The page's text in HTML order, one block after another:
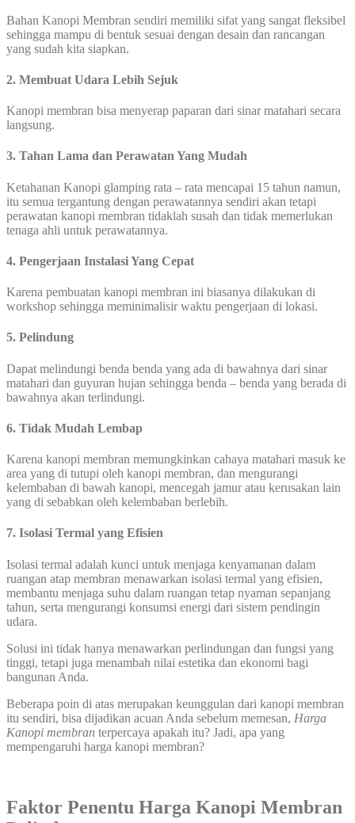
Bahan Kanopi Membran sendiri memiliki sifat yang sangat fleksibel
sehingga mampu di bentuk sesuai dengan desain dan rancangan
yang sudah kita siapkan.
2. Membuat Udara Lebih Sejuk
Kanopi membran bisa menyerap paparan dari sinar matahari secara
langsung.
3. Tahan Lama dan Perawatan Yang Mudah
Ketahanan Kanopi glamping rata – rata mencapai 15 tahun namun,
itu semua tergantung dengan perawatannya sendiri akan tetapi
perawatan kanopi membran tidaklah susah dan tidak memerlukan
tenaga ahli untuk perawatannya.
4. Pengerjaan Instalasi Yang Cepat
Karena pembuatan kanopi membran ini biasanya dilakukan di
workshop sehingga meminimalisir waktu pengerjaan di lokasi.
5. Pelindung
Dapat melindungi benda benda yang ada di bawahnya dari sinar
matahari dan guyuran hujan sehingga benda – benda yang berada di
bawahnya akan terlindungi.
6. Tidak Mudah Lembap
Karena kanopi membran memungkinkan cahaya matahari masuk ke
area yang di tutupi oleh kanopi membran, dan mengurangi
kelembaban di bawah kanopi, mencegah jamur atau kerusakan lain
yang di sebabkan oleh kelembaban berlebih.
7. Isolasi Termal yang Efisien
Isolasi termal adalah kunci untuk menjaga kenyamanan dalam
ruangan atap membran menawarkan isolasi termal yang efisien,
membantu menjaga suhu dalam ruangan tetap nyaman sepanjang
tahun, serta mengurangi konsumsi energi dari sistem pendingin
udara.
Solusi ini tidak hanya menawarkan perlindungan dan fungsi yang
tinggi, tetapi juga menambah nilai estetika dan ekonomi bagi
bangunan Anda.
Beberapa poin di atas merupakan keunggulan dari kanopi membran
itu sendiri, bisa dijadikan acuan Anda sebelum memesan, Harga
Kanopi membran terpercaya apakah itu? Jadi, apa yang
mempengaruhi harga kanopi membran?
Faktor Penentu Harga Kanopi Membran